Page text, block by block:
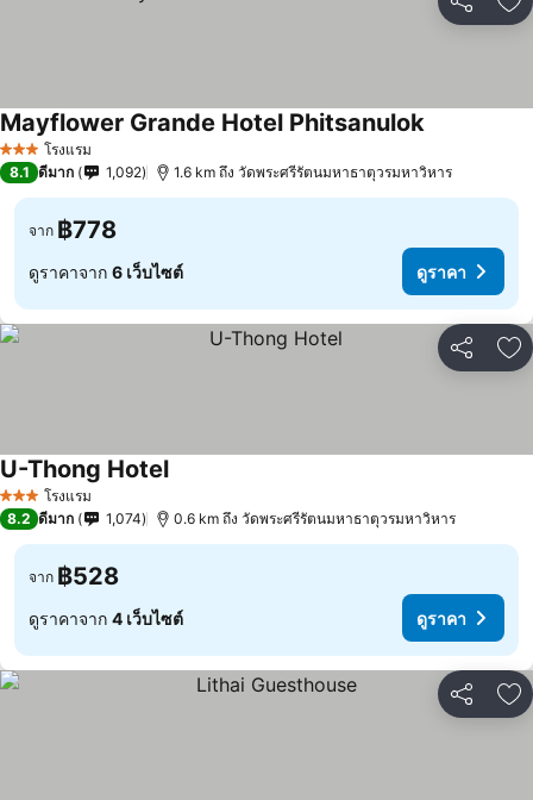
แชร์ เ
3 ดาว โรงแรม
Mayflower Grande Hotel Phitsanulok
8.1 ดีมาก 1,092 1.6 km ถึง วัดพระศรีรัตนมหาธาตุวรมหาวิหาร
จาก ฿778
ดูราคาจาก 6 เว็บไซต์ ดูราคา
แชร์ เ
3 ดาว โรงแรม
U-Thong Hotel
8.2 ดีมาก 1,074 0.6 km ถึง วัดพระศรีรัตนมหาธาตุวรมหาวิหาร
จาก ฿528
ดูราคาจาก 4 เว็บไซต์ ดูราคา
แชร์ เ